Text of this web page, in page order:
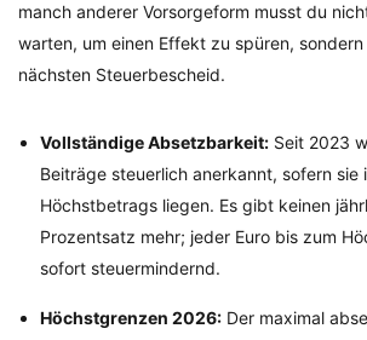
manch anderer Vorsorgeform musst du
warten, um einen Effekt zu spüren,
nächsten Steuerbescheid.
Vollständige Absetzbarkeit: Seit 2023
Beiträge steuerlich anerkannt, sofern sie
Höchstbetrags liegen. Es gibt keinen
Prozentsatz mehr; jeder Euro bis zum
sofort steuermindernd.
Höchstgrenzen 2026: Der maximal